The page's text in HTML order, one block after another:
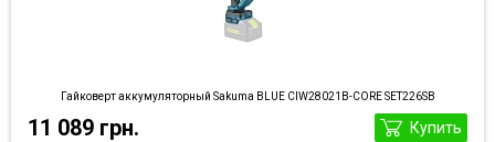
Гайковерт аккумуляторный Sakuma BLUE CIW28021B-CORE SET226SB
11 089 грн. Купить